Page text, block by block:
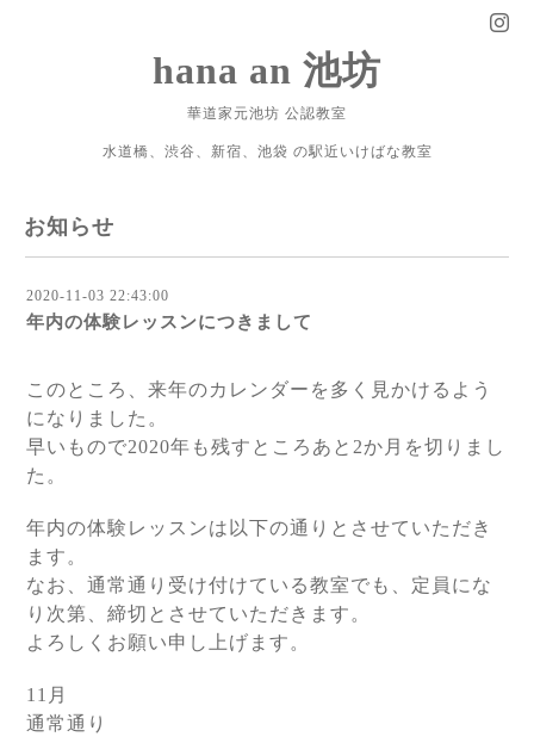
hana an 池坊
華道家元池坊 公認教室
水道橋、渋谷、新宿、池袋 の駅近いけばな教室
お知らせ
2020-11-03 22:43:00
年内の体験レッスンにつきまして
このところ、来年のカレンダーを多く見かけるよう
になりました。
早いもので2020年も残すところあと2か月を切りまし
た。
年内の体験レッスンは以下の通りとさせていただき
ます。
なお、通常通り受け付けている教室でも、定員にな
り次第、締切とさせていただきます。
よろしくお願い申し上げます。
11月
通常通り